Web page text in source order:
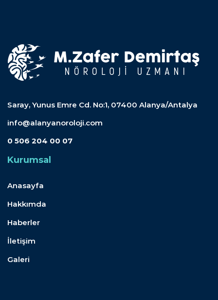
Saray, Yunus Emre Cd. No:1, 07400 Alanya/Antalya
info@alanyanoroloji.com
0 506 204 00 07
Kurumsal
Anasayfa
Hakkımda
Haberler
İletişim
Galeri